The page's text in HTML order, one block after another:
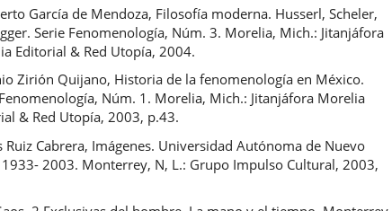
García de Mendoza, Filosofía moderna. Husserl, Scheler,
Serie Fenomenología, Núm. 3. Morelia, Mich.: Jitanjáfora
Editorial & Red Utopía, 2004.
Zirión Quijano, Historia de la fenomenología en México.
Núm. 1. Morelia, Mich.: Jitanjáfora Morelia
& Red Utopía, 2003, p.43.
Ruiz Cabrera, Imágenes. Universidad Autónoma de Nuevo
1933- 2003. Monterrey, N, L.: Grupo Impulso Cultural, 2003,